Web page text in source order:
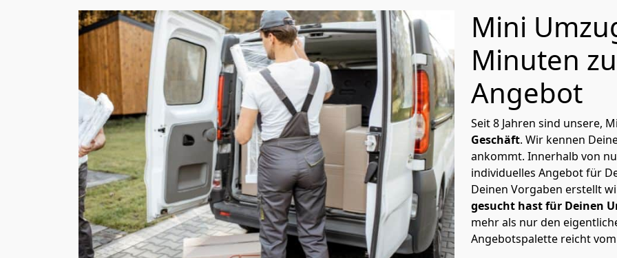
Mini
Minuten
Angebot
Seit 8 Jahren sind unsere,
Geschäft. Wir kennen
ankommt. Innerhalb von
individuelles Angebot für
Deinen Vorgaben erstellt
gesucht hast für Deinen
mehr als nur den
Angebotspalette reicht